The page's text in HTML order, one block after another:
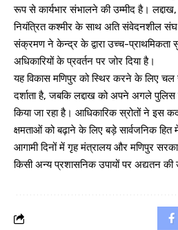
रूप से कार्यभार संभालने की उम्मीद है।
नियंत्रित कश्मीर के साथ अति संवेदनशील
संक्रमण ने केन्द्र के द्वारा उच्च-प्राथमिकता
अधिकारियों के प्रवर्तन पर जोर दिया है।
यह विकास मणिपुर को स्थिर करने के लिए
दर्शाता है, जबकि लद्दाख को अपने अगले
किया जा रहा है। आधिकारिक स्रोतों ने इस
क्षमताओं को बढ़ाने के लिए बड़े सार्वजनिक हित में
आगामी दिनों में गृह मंत्रालय और मणिपुर
किसी अन्य प्रशासनिक उपायों पर अद्यतन की